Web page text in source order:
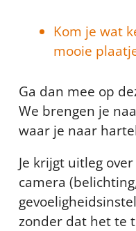
Kom je wat
mooie
Ga dan mee op
We brengen je
waar je naar
Je krijgt uitleg
camera
zonder dat het te